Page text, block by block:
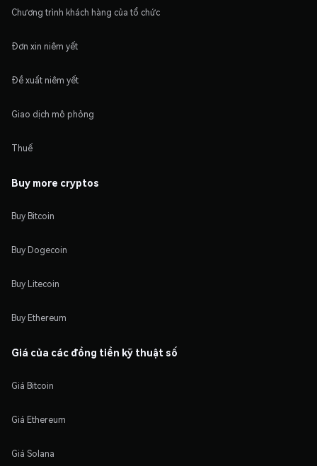
Chương trình khách hàng của tổ chức
Đơn xin niêm yết
Đề xuất niêm yết
Giao dịch mô phỏng
Thuế
Buy more cryptos
Buy Bitcoin
Buy Dogecoin
Buy Litecoin
Buy Ethereum
Giá của các đồng tiền kỹ thuật số
Giá Bitcoin
Giá Ethereum
Giá Solana